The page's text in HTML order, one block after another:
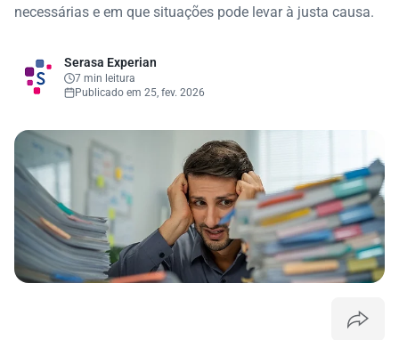
necessárias e em que situações pode levar à justa causa.
Serasa Experian
7 min leitura
Publicado em 25, fev. 2026